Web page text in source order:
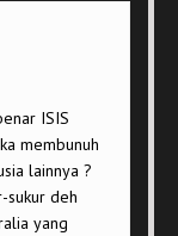
ISIS
membunuh
lainnya ?
sukur deh
yang